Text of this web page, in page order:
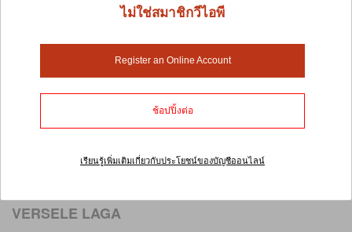
VERSELE LAGA
ไม่ใช่สมาชิกวีไอพี
Register an Online Account
ช้อปปิ้งต่อ
เรียนรู้เพิ่มเติมเกี่ยวกับประโยชน์ของบัญชีออนไลน์